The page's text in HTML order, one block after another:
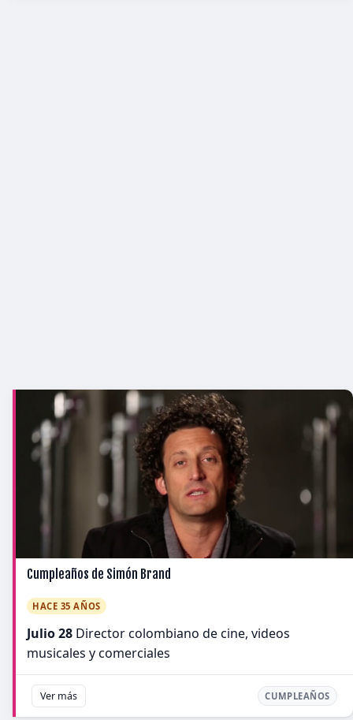
Cumpleaños de Simón Brand
HACE 35 AÑOS
Julio 28 Director colombiano de cine, videos
musicales y comerciales
Ver más CUMPLEAÑOS